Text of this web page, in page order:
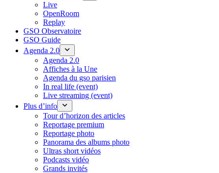
Live
OpenRoom
Replay
GSO Observatoire
GSO Guide
Agenda 2.0
Agenda 2.0
Affiches à la Une
Agenda du gso parisien
In real life (event)
Live streaming (event)
Plus d’info
Tour d’horizon des articles
Reportage premium
Reportage photo
Panorama des albums photo
Ultras short vidéos
Podcasts vidéo
Grands invités